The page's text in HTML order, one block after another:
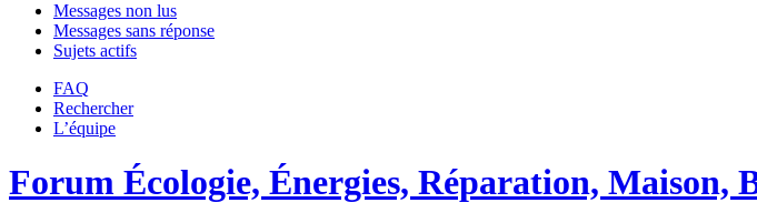
Messages non lus
Messages sans réponse
Sujets actifs
FAQ
Rechercher
L’équipe
Forum Écologie, Énergies, Réparation, Maison,